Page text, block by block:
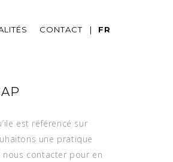
CONTACT FR
est référencé sur
une pratique
nous contacter pour en